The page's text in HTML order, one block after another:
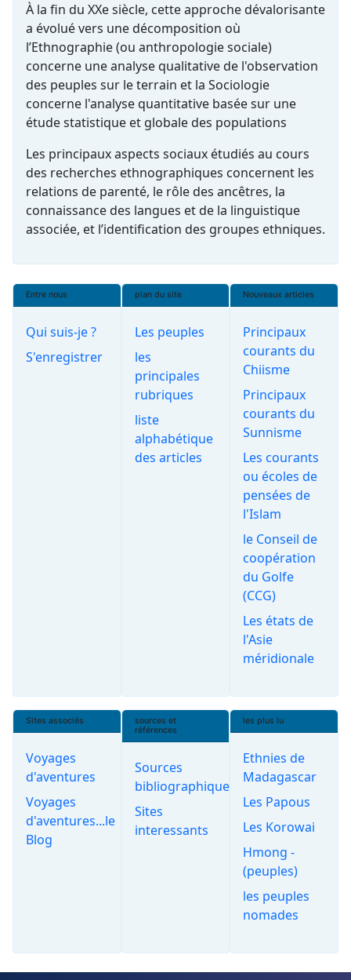
À la fin du XXe siècle, cette approche dévalorisante
a évolué vers une décomposition où
l’Ethnographie (ou anthropologie sociale)
concerne une analyse qualitative de l'observation
des peuples sur le terrain et la Sociologie
concerne l'analyse quantitative basée sur une
étude statistique et globale des populations
Les principaux aspects sociaux étudiés au cours
des recherches ethnographiques concernent les
relations de parenté, le rôle des ancêtres, la
connaissance des langues et de la linguistique
associée, et l’identification des groupes ethniques.
Entre nous
Qui suis-je ?
S'enregistrer
plan du site
Les peuples
les
principales
rubriques
liste
alphabétique
des articles
Nouveaux articles
Principaux
courants du
Chiisme
Principaux
courants du
Sunnisme
Les courants
ou écoles de
pensées de
l'Islam
le Conseil de
coopération
du Golfe
(CCG)
Les états de
l'Asie
méridionale
Sites associés
Voyages
d'aventures
Voyages
d'aventures...le
Blog
sources et
références
Sources
bibliographiques
Sites
interessants
les plus lu
Ethnies de
Madagascar
Les Papous
Les Korowai
Hmong -
(peuples)
les peuples
nomades